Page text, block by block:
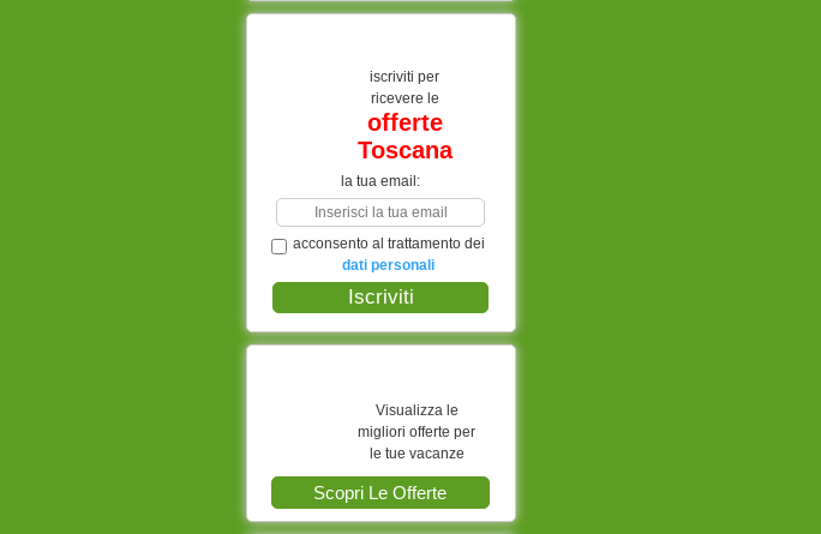
iscriviti per
ricevere le
offerte
Toscana
la tua email:
acconsento al trattamento dei
dati personali
Visualizza le
migliori offerte per
le tue vacanze
Scopri Le Offerte